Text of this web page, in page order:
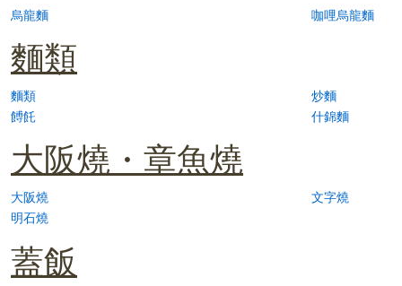
烏龍麵 咖哩烏龍麵
麵類
麵類
炒麵
餺飥
什錦麵
大阪燒・章魚燒
大阪燒
文字燒
明石燒
蓋飯